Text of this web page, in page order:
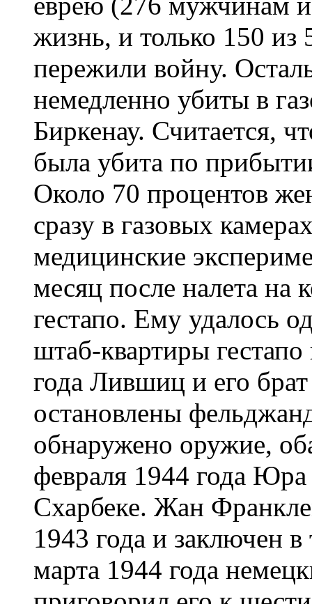
жизнь, и только 150 из
пережили войну.
немедленно убиты в
Биркенау. Считается,
была убита по
Около 70 процентов
сразу в газовых
медицинские
месяц после налета на
гестапо. Ему удалось
штаб-квартиры
года Лившиц и его
остановлены
обнаружено оружие,
февраля 1944 года
Схарбеке. Жан
1943 года и заключен
марта 1944 года